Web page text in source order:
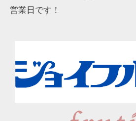
営業日です！